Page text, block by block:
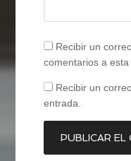
Recibir un
comentarios a esta
Recibir un
entrada.